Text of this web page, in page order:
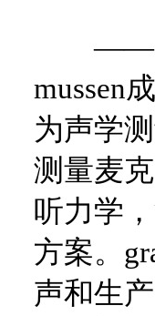
mussen
为声学
测量麦
听力学
方案。
声和生